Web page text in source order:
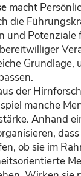
macht
die
und
Grundlage,
der
manche
Anhand
ob sie im